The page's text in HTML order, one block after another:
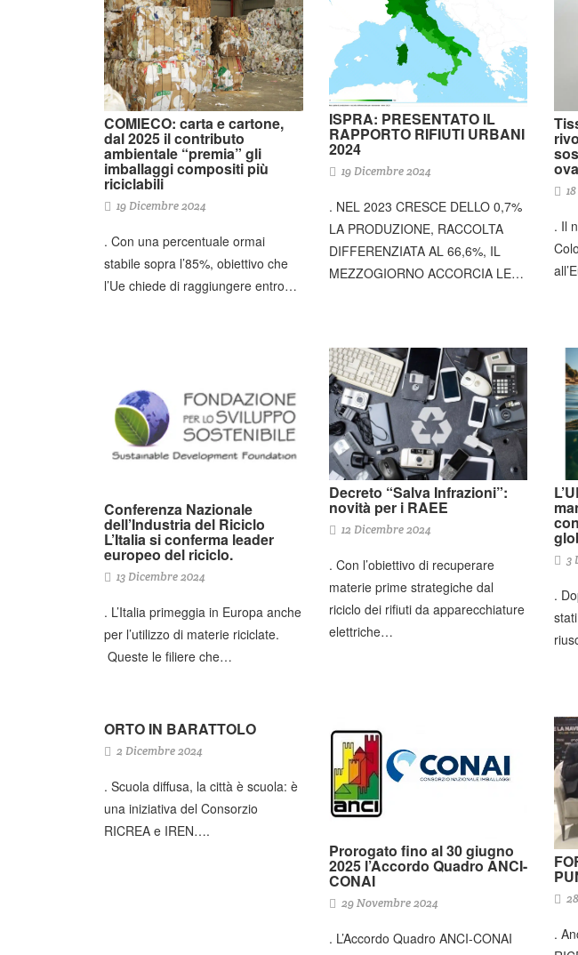
COMIECO: carta e cartone,
dal 2025 il contributo
ambientale “premia” gli
imballaggi compositi più
riciclabili
19 Dicembre 2024
. Con una percentuale ormai
stabile sopra l’85%, obiettivo che
l’Ue chiede di raggiungere entro…
ISPRA: PRESENTATO IL
RAPPORTO RIFIUTI URBANI
2024
19 Dicembre 2024
. NEL 2023 CRESCE DELLO 0,7%
LA PRODUZIONE, RACCOLTA
DIFFERENZIATA AL 66,6%, IL
MEZZOGIORNO ACCORCIA LE…
. Il
Conferenza Nazionale
dell’Industria del Riciclo
L’Italia si conferma leader
europeo del riciclo.
13 Dicembre 2024
. L’Italia primeggia in Europa anche
per l’utilizzo di materie riciclate.
Queste le filiere che…
Decreto “Salva Infrazioni”:
novità per i RAEE
12 Dicembre 2024
. Con l’obiettivo di recuperare
materie prime strategiche dal
riciclo dei rifiuti da apparecchiature
elettriche…
3
.
ORTO IN BARATTOLO
2 Dicembre 2024
. Scuola diffusa, la città è scuola: è
una iniziativa del Consorzio
RICREA e IREN….
Prorogato fino al 30 giugno
2025 l’Accordo Quadro ANCI-
CONAI
29 Novembre 2024
. L’Accordo Quadro ANCI-CONAI
.